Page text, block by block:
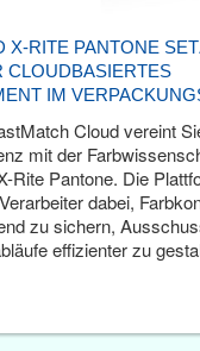
X-RITE PANTONE
F
IM
Cloud vereint
mit der
Rite Pantone. Die
dabei,
zu sichern,
effizienter zu